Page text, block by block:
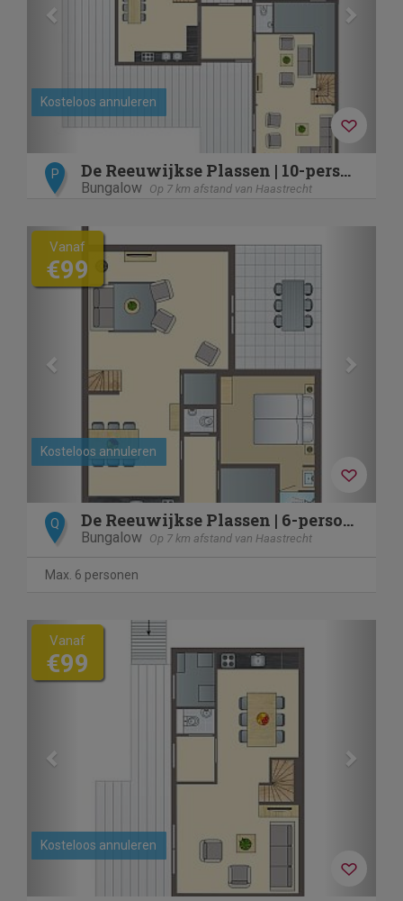
Kosteloos annuleren
P De Reeuwijkse Plassen | 10-persoons waterwoning - Ravensberg
Bungalow Op 7 km afstand van Haastrecht
Previous
Kosteloos annuleren
Vanaf
€99
Q De Reeuwijkse Plassen | 6-persoons waterwoning - Kinderdijk
Bungalow Op 7 km afstand van Haastrecht
Max. 6 personen
Previous
Kosteloos annuleren
Vanaf
€99